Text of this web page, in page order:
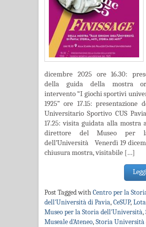
dicembre 2025 ore 16.30:
della guida della mostra
intervento “I giochi sportivi
1925” ore 17.15: presentazione
Universitario Sportivo CUS
17.25: visita guidata alla mostra
direttore del Museo per
dell’Università Venerdì 19
chiusura mostra, visitabile […]
Post Tagged withCentro per la
dell'Università di Pavia,CeSUP,
Museo per la Storia dell'Università,
Museale d'Ateneo,Storia Università